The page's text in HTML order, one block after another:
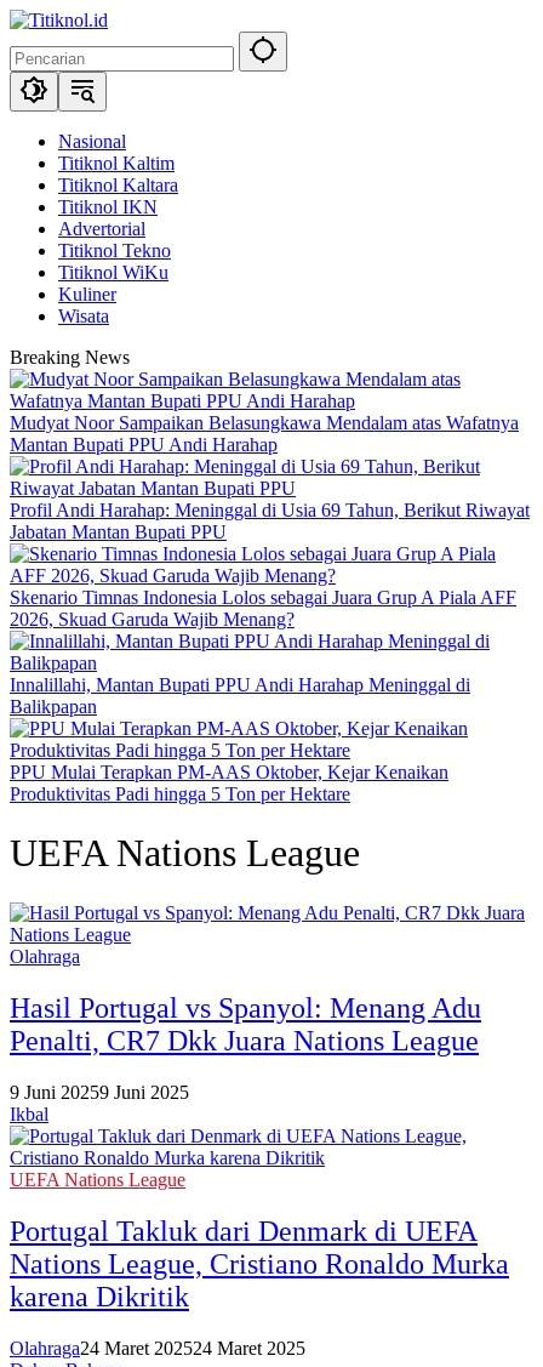
Langsung
konten
Nasional
Titiknol Kaltim
Titiknol Kaltara
Titiknol IKN
Advertorial
Titiknol Tekno
Titiknol WiKu
Kuliner
Wisata
Breaking News
Mudyat Noor Sampaikan Belasungkawa Mendalam atas Wafatnya
Mantan Bupati PPU Andi Harahap
Profil Andi Harahap: Meninggal di Usia 69 Tahun, Berikut Riwayat
Jabatan Mantan Bupati PPU
Skenario Timnas Indonesia Lolos sebagai Juara Grup A Piala AFF
2026, Skuad Garuda Wajib Menang?
Innalillahi, Mantan Bupati PPU Andi Harahap Meninggal di
Balikpapan
PPU Mulai Terapkan PM-AAS Oktober, Kejar Kenaikan
Produktivitas Padi hingga 5 Ton per Hektare
UEFA Nations League
Olahraga
Hasil Portugal vs Spanyol: Menang Adu
Penalti, CR7 Dkk Juara Nations League
9 Juni 20259 Juni 2025
Ikbal
UEFA Nations League
Portugal Takluk dari Denmark di UEFA
Nations League, Cristiano Ronaldo Murka
karena Dikritik
Olahraga24 Maret 202524 Maret 2025